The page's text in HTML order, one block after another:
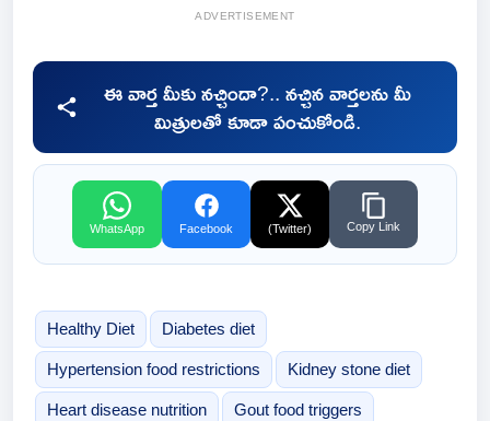
ADVERTISEMENT
ఈ వార్త మీకు నచ్చిందా?.. నచ్చిన వార్తలను మీ
మిత్రులతో కూడా పంచుకోండి.
WhatsApp Facebook (Twitter) Copy Link
Healthy Diet Diabetes diet
Hypertension food restrictions Kidney stone diet
Heart disease nutrition Gout food triggers